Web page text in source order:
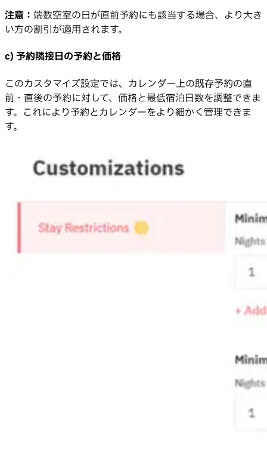
注意： 端数空室の日が直前予約にも該当する場合、より大き
い方の割引が適用されます。
c) 予約隣接日の予約と価格
このカスタマイズ設定では、カレンダー上の既存予約の直
前・直後の予約に対して、価格と最低宿泊日数を調整できま
す。これにより予約とカレンダーをより細かく管理できま
す。